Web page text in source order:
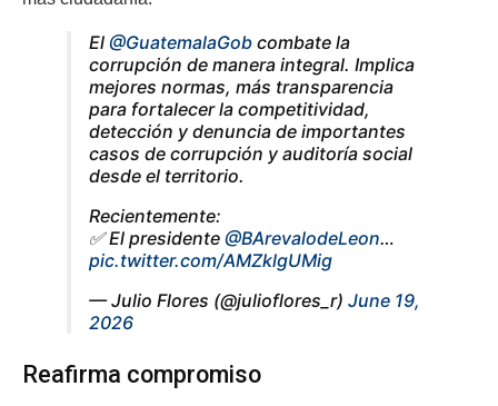
El @GuatemalaGob combate la
corrupción de manera integral. Implica
mejores normas, más transparencia
para fortalecer la competitividad,
detección y denuncia de importantes
casos de corrupción y auditoría social
desde el territorio.
Recientemente:
✅ El presidente @BArevalodeLeon…
pic.twitter.com/AMZklgUMig
— Julio Flores (@julioflores_r) June 19,
2026
Reafirma compromiso